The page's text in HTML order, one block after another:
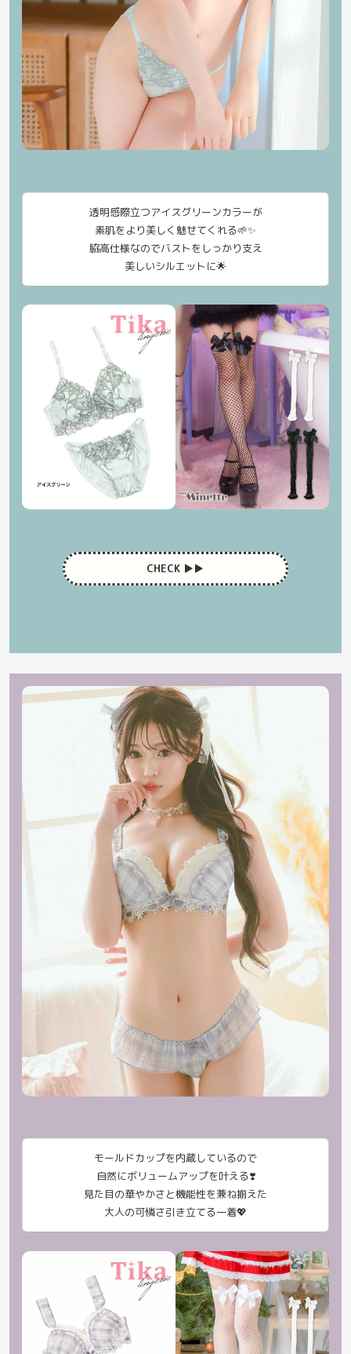
透明感際立つアイスグリーンカラーが
素肌をより美しく魅せてくれる🌱✨
脇高仕様なのでバストをしっかり支え
美しいシルエットに🌟
CHECK ▶︎▶︎
モールドカップを内蔵しているので
自然にボリュームアップを叶える❣️
見た目の華やかさと機能性を兼ね揃えた
大人の可憐さ引き立てる一着💖